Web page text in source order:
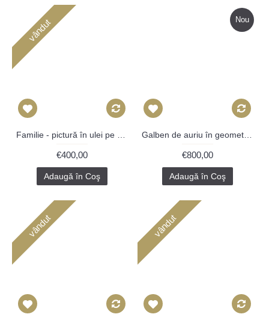
vândut
€400,00
Adaugă în Coş
Nou
€800,00
Adaugă în Coş
vândut vândut